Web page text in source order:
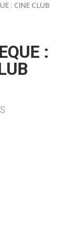
: CINE CLUB
: